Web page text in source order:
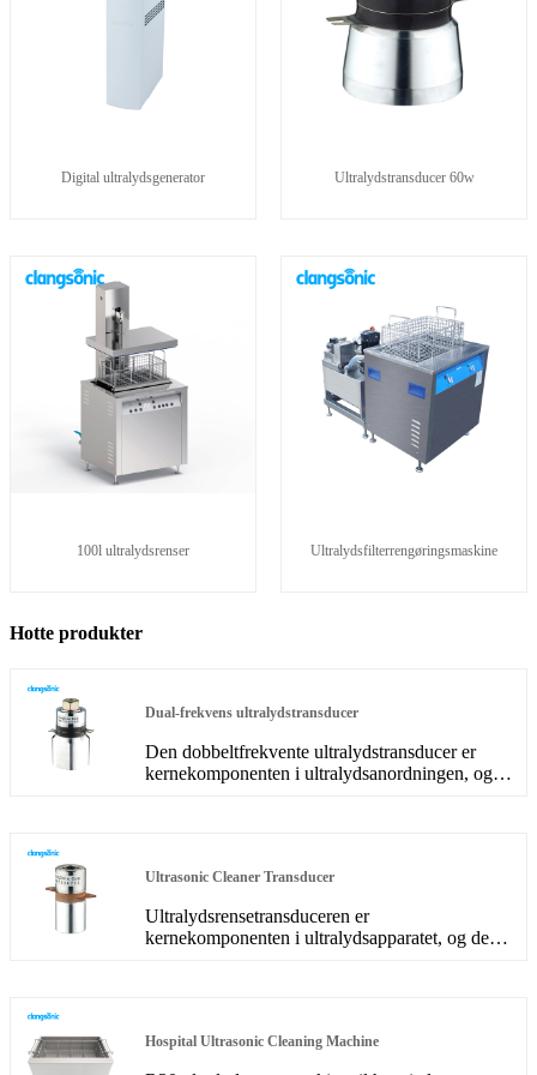
Digital ultralydsgenerator Ultralydstransducer 60w
100l ultralydsrenser Ultralydsfilterrengøringsmaskine
Hotte produkter
Dual-frekvens ultralydstransducer
Den dobbeltfrekvente ultralydstransducer er
kernekomponenten i ultralydsanordningen, og
magnetostriktive struktur.
Ultrasonic Cleaner Transducer
Ultralydsrensetransduceren er
kernekomponenten i ultralydsapparatet, og dens
Hospital Ultrasonic Cleaning Machine